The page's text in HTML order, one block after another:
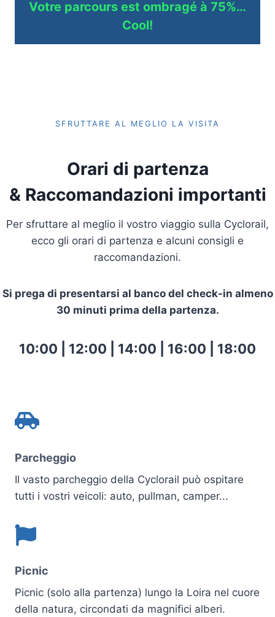
Votre parcours est ombragé à 75%…
Cool!
SFRUTTARE AL MEGLIO LA VISITA
Orari di partenza
& Raccomandazioni importanti
Per sfruttare al meglio il vostro viaggio sulla Cyclorail,
ecco gli orari di partenza e alcuni consigli e
raccomandazioni.
Si prega di presentarsi al banco del check-in almeno
30 minuti prima della partenza.
10:00 | 12:00 | 14:00 | 16:00 | 18:00
Parcheggio
Il vasto parcheggio della Cyclorail può ospitare
tutti i vostri veicoli: auto, pullman, camper...
Picnic
Picnic (solo alla partenza) lungo la Loira nel cuore
della natura, circondati da magnifici alberi.